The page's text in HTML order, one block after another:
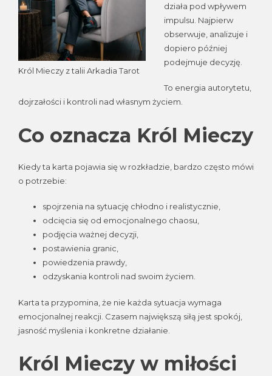
Król Mieczy z talii Arkadia Tarot
działa pod wpływem
impulsu. Najpierw
obserwuje, analizuje i
dopiero później
podejmuje decyzję.
To energia autorytetu,
dojrzałości i kontroli nad własnym życiem.
Co oznacza Król Mieczy
Kiedy ta karta pojawia się w rozkładzie, bardzo często mówi
o potrzebie:
spojrzenia na sytuację chłodno i realistycznie,
odcięcia się od emocjonalnego chaosu,
podjęcia ważnej decyzji,
postawienia granic,
powiedzenia prawdy,
odzyskania kontroli nad swoim życiem.
Karta ta przypomina, że nie każda sytuacja wymaga
emocjonalnej reakcji. Czasem największą siłą jest spokój,
jasność myślenia i konkretne działanie.
Król Mieczy w miłości